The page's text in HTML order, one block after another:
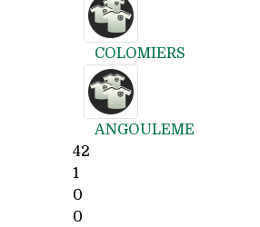
COLOMIERS
ANGOULEME
42
1
0
0